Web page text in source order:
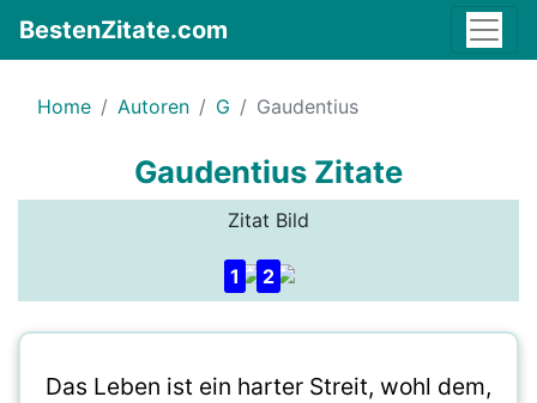
BestenZitate.com
Home Autoren G Gaudentius
Gaudentius Zitate
Zitat Bild
1 2
Das Leben ist ein harter Streit, wohl dem,